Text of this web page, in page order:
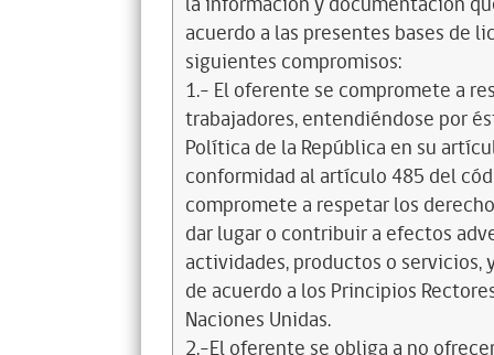
acuerdo a las presentes bases de
siguientes compromisos:
1.- El oferente se compromete a
trabajadores, entendiéndose por
Política de la República en su
conformidad al artículo 485 del
compromete a respetar los
dar lugar o contribuir a efectos
actividades, productos o servicios,
de acuerdo a los Principios
Naciones Unidas.
2.-El oferente se obliga a no